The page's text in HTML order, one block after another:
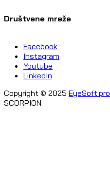
Društvene mreže
Facebook
Instagram
Youtube
LinkedIn
Copyright © 2025 EyeSoft.pro
SCORPION.